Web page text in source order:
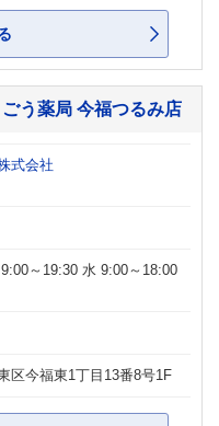
う薬局 今福つるみ店
式会社
～19:30 水 9:00～18:00
区今福東1丁目13番8号1F